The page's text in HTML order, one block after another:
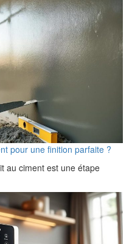
pour une finition parfaite ?
au ciment est une étape